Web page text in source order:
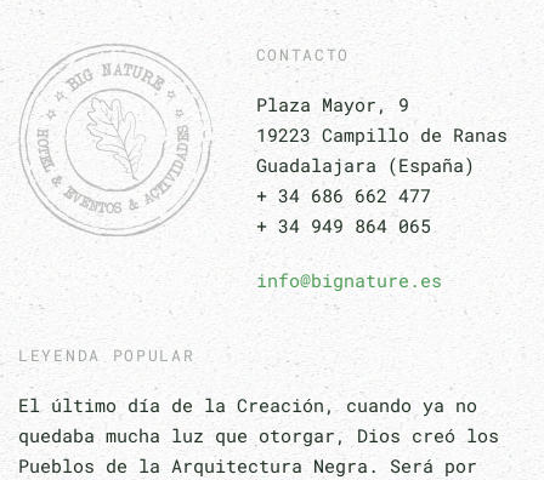
CONTACTO
Plaza Mayor, 9
19223 Campillo de Ranas
Guadalajara (España)
+ 34 686 662 477
+ 34 949 864 065
info@bignature.es
LEYENDA POPULAR
El último día de la Creación, cuando ya no
quedaba mucha luz que otorgar, Dios creó los
Pueblos de la Arquitectura Negra. Será por